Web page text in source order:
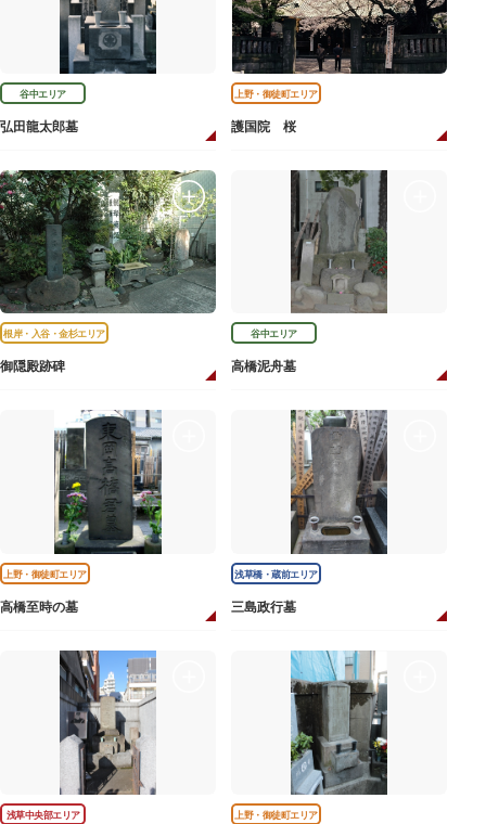
谷中エリア
弘田龍太郎墓
上野・御徒町エリア
護国院 桜
根岸・入谷・金杉エリア
御隠殿跡碑
谷中エリア
高橋泥舟墓
上野・御徒町エリア
高橋至時の墓
浅草橋・蔵前エリア
三島政行墓
浅草中央部エリア 上野・御徒町エリア